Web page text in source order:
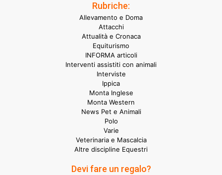
Rubriche:
Allevamento e Doma
Attacchi
Attualità e Cronaca
Equiturismo
INFORMA articoli
Interventi assistiti con animali
Interviste
Ippica
Monta Inglese
Monta Western
News Pet e Animali
Polo
Varie
Veterinaria e Mascalcia
Altre discipline Equestri
Devi fare un regalo?